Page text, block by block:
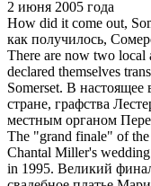
2 июня 2005 года
How did it come out,
как получилось,
There are now two local
declared themselves
Somerset. В настоящее
стране, графства
местным органом
The "grand finale" of the
Chantal Miller's
in 1995. Великий